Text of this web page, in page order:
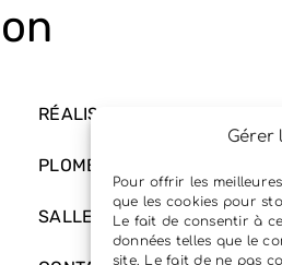
Gérer
Pour offrir les
que les cookies pour
Le fait de consentir à
données telles que le
site. Le fait de ne pas
RÉALISATIONS
PLOMBERIE
SALLE DE BAINS